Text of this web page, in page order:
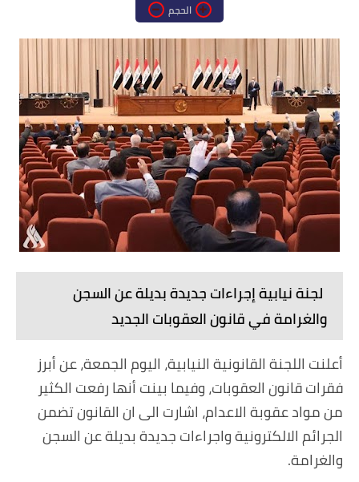
الحجم
لجنة نيابية إجراءات جديدة بديلة عن السجن
والغرامة في قانون العقوبات الجديد
أعلنت اللجنة القانونية النيابية، اليوم الجمعة، عن أبرز
فقرات قانون العقوبات، وفيما بينت أنها رفعت الكثير
من مواد عقوبة الاعدام، اشارت الى ان القانون تضمن
الجرائم الالكترونية واجراءات جديدة بديلة عن السجن
والغرامة.